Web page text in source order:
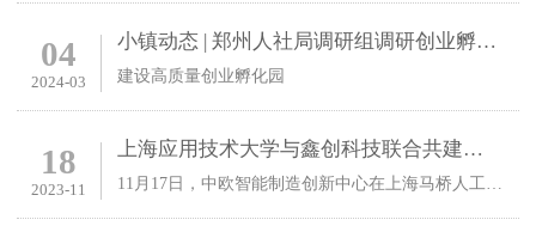
04
2024-03
小镇动态 | 郑州人社局调研组调研创业孵化园建设及政策扶持情况
建设高质量创业孵化园
18
2023-11
上海应用技术大学与鑫创科技联合共建中欧智能制造创新中心
11月17日，中欧智能制造创新中心在上海马桥人工智能创新试验区正式揭牌启动